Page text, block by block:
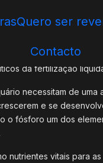
Quero ser
Contacto
plantas, os fosfatos se
da fertilização
necessitam de uma
e se
o fósforo um dos
nutrientes vitais para